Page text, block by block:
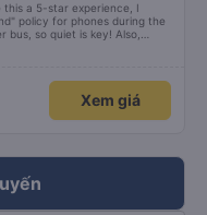
this a 5-star experience, I
policy for phones during the
bus, so quiet is key! Also,
the cabin for convenience. I
điện thoại) vào ban đêm
ra, nhà xe nên dán sẵn mật
dụng. Tôi vẫn sẽ tiếp tục ủng
Xem giá